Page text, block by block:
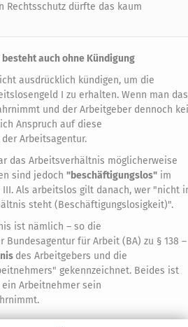
Rechtsschutz dürfte das kaum
auch ohne Kündigung
ausdrücklich kündigen, um die
I zu erhalten. Wenn man das
und der Arbeitgeber dennoch
Anspruch auf diese
Arbeitsagentur.
das Arbeitsverhältnis möglicherweise
sind jedoch "beschäftigungslos" im
III. Als arbeitslos gilt danach, wer "nicht
steht (Beschäftigungslosigkeit)".
ist nämlich – so die
Bundesagentur für Arbeit (BA) zu § 138 –
des Arbeitgebers und die
gekennzeichnet. Beides ist
Arbeitnehmer sein